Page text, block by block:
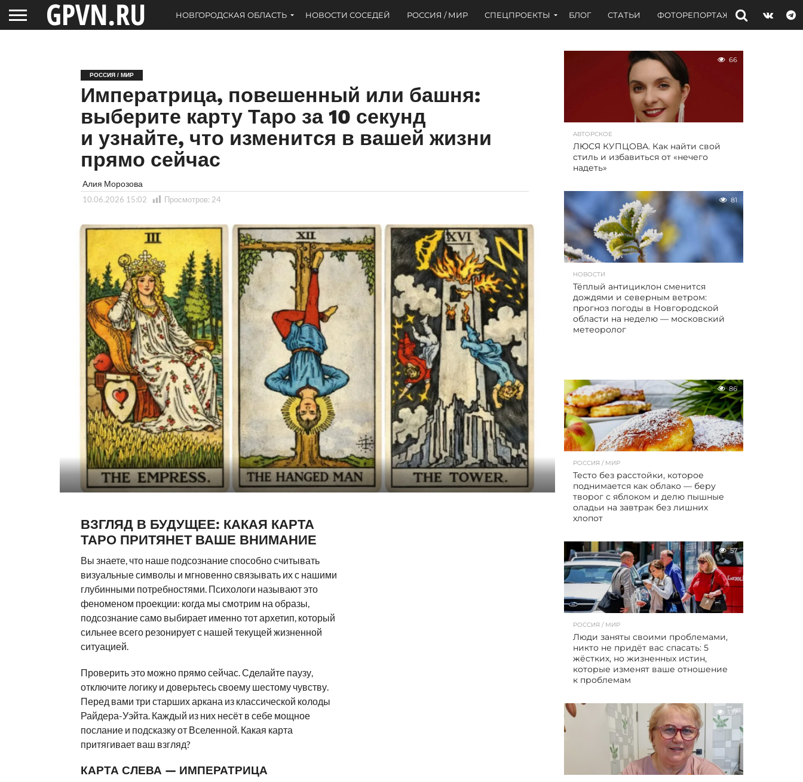
НОВГОРОДСКАЯ ОБЛАСТЬ НОВОСТИ СОСЕДЕЙ РОССИЯ / МИР СПЕЦПРОЕКТЫ БЛОГ СТАТЬИ ФОТОРЕПОРТАЖИ ИНТЕРВЬЮ
РОССИЯ / МИР
Императрица, повешенный или башня:
выберите карту Таро за 10 секунд
и узнайте, что изменится в вашей жизни
прямо сейчас
Алия Морозова
10.06.2026 15:02 Просмотров: 24
ВЗГЛЯД В БУДУЩЕЕ: КАКАЯ КАРТА
ТАРО ПРИТЯНЕТ ВАШЕ ВНИМАНИЕ
Вы знаете, что наше подсознание способно считывать
визуальные символы и мгновенно связывать их с нашими
глубинными потребностями. Психологи называют это
феноменом проекции: когда мы смотрим на образы,
подсознание само выбирает именно тот архетип, который
сильнее всего резонирует с нашей текущей жизненной
ситуацией.
Проверить это можно прямо сейчас. Сделайте паузу,
отключите логику и доверьтесь своему шестому чувству.
Перед вами три старших аркана из классической колоды
Райдера-Уэйта. Каждый из них несёт в себе мощное
послание и подсказку от Вселенной. Какая карта
притягивает ваш взгляд?
КАРТА СЛЕВА — ИМПЕРАТРИЦА
66
АВТОРСКОЕ
ЛЮСЯ КУПЦОВА. Как найти свой
стиль и избавиться от «нечего
надеть»
81
НОВОСТИ
Тёплый антициклон сменится
дождями и северным ветром:
прогноз погоды в Новгородской
области на неделю — московский
метеоролог
86
РОССИЯ / МИР
Тесто без расстойки, которое
поднимается как облако — беру
творог с яблоком и делю пышные
оладьи на завтрак без лишних
хлопот
57
РОССИЯ / МИР
Люди заняты своими проблемами,
никто не придёт вас спасать: 5
жёстких, но жизненных истин,
которые изменят ваше отношение
к проблемам
137